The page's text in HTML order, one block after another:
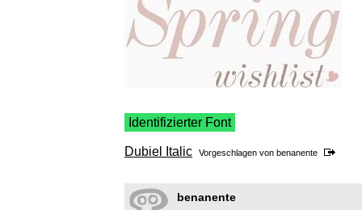
Identifizierter Font
Dubiel Italic Vorgeschlagen von benanente
benanente